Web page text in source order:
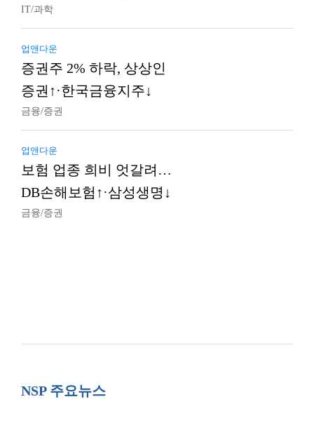
IT/과학
업앤다운
증권주 2% 하락, 상상인
증권↑·한국금융지주↓
금융/증권
업앤다운
보험 업종 희비 엇갈려…
DB손해보험↑·삼성생명↓
금융/증권
NSP 주요뉴스